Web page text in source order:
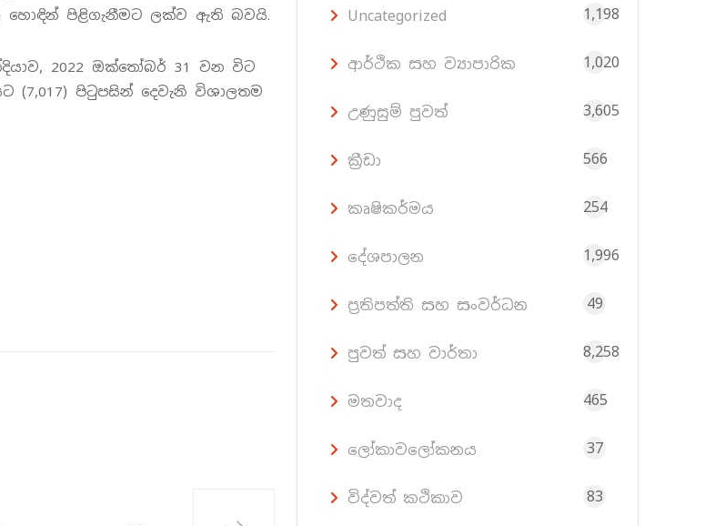
හොඳින් පිළිගැනීමට ලක්ව ඇති බවයි.
2022 ඔක්තෝබර් 31 වන විට
(7,017) පිටුපසින් දෙවැනි විශාලතම
Uncategorized 1,198
ආර්ථික සහ ව්‍යාපාරික 1,020
උණුසුම් පුවත් 3,605
ක්‍රීඩා 566
කෘෂිකර්මය 254
දේශපාලන 1,996
ප්‍රතිපත්ති සහ සංවර්ධන 49
පුවත් සහ වාර්තා 8,258
මතවාද 465
ලෝකාවලෝකනය 37
විද්වත් කථිකාව 83